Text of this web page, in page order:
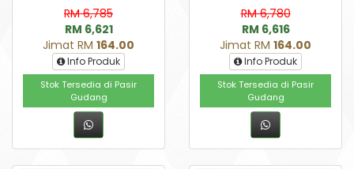
RM 6,785
RM 6,621
Jimat RM 164.00
Info Produk
Stok Tersedia di Pasir
Gudang
RM 6,780
RM 6,616
Jimat RM 164.00
Info Produk
Stok Tersedia di Pasir
Gudang